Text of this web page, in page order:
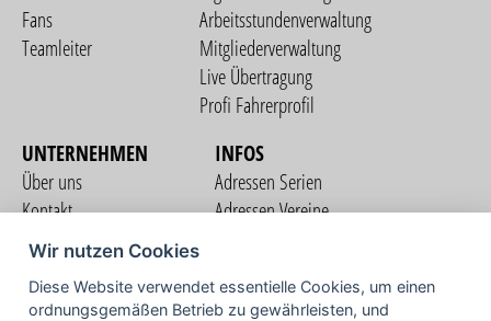
Fans
Teamleiter
Arbeitsstundenverwaltung
Mitgliederverwaltung
Live Übertragung
Profi Fahrerprofil
UNTERNEHMEN
Über uns
Kontakt
Nutzungsbedingungen
Datenschutzerklärung
Impressum
INFOS
Adressen Serien
Adressen Vereine
Wir nutzen Cookies
Diese Website verwendet essentielle Cookies, um einen
ordnungsgemäßen Betrieb zu gewährleisten, und